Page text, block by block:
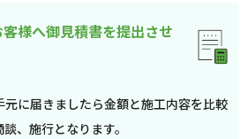
様へ御見積書を提出させ
元に届きましたら金額と施工内容を比較
、施行となります。